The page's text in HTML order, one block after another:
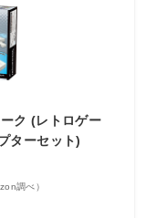
ク (レトロゲー
ターセット)
調べ）